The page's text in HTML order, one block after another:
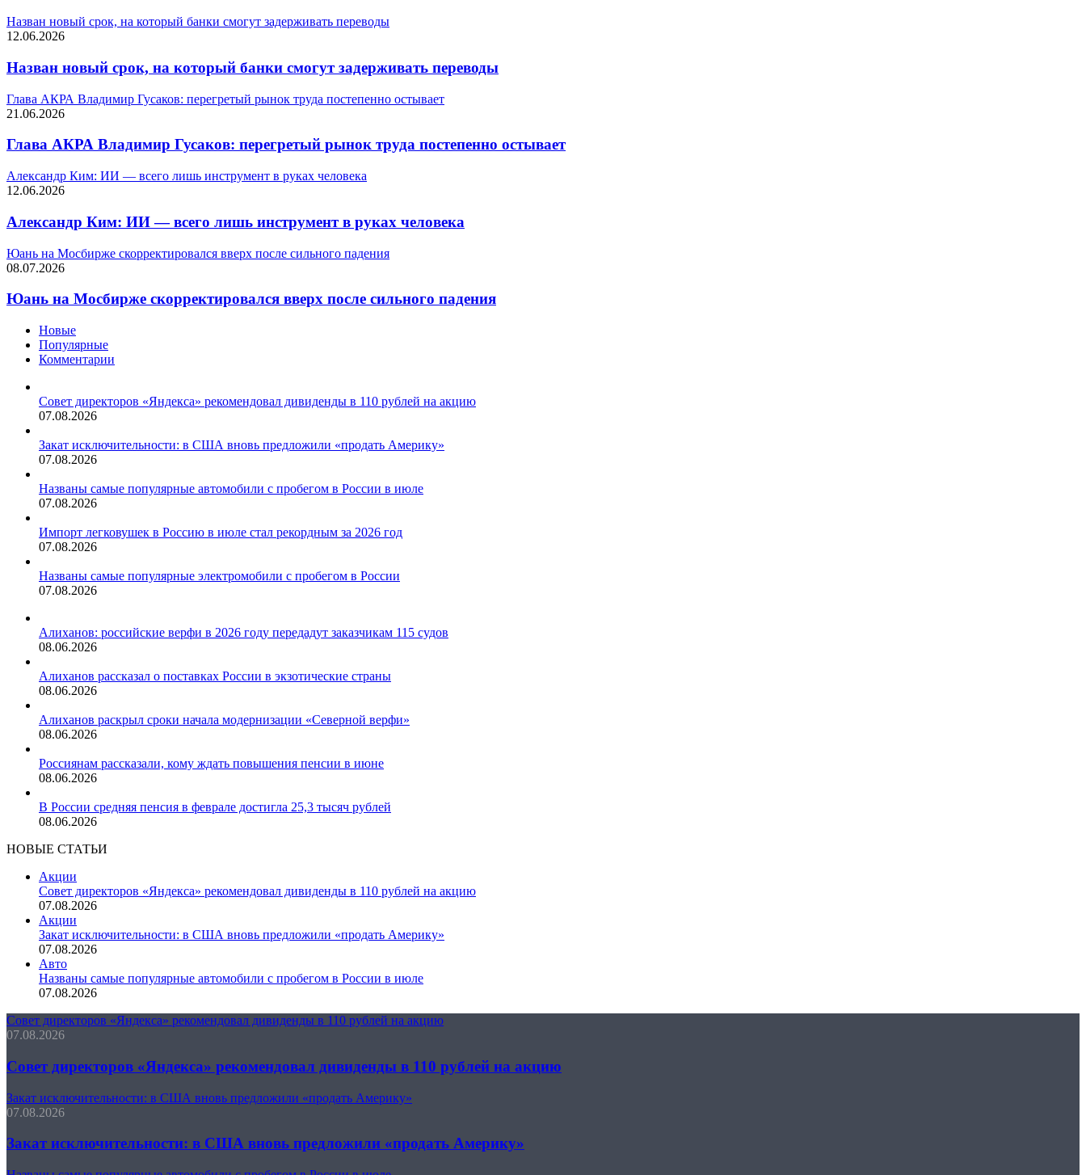
Назван новый срок, на который банки смогут задерживать переводы
12.06.2026
Назван новый срок, на который банки смогут задерживать переводы
Глава АКРА Владимир Гусаков: перегретый рынок труда постепенно остывает
21.06.2026
Глава АКРА Владимир Гусаков: перегретый рынок труда постепенно остывает
Александр Ким: ИИ — всего лишь инструмент в руках человека
12.06.2026
Александр Ким: ИИ — всего лишь инструмент в руках человека
Юань на Мосбирже скорректировался вверх после сильного падения
08.07.2026
Юань на Мосбирже скорректировался вверх после сильного падения
Новые
Популярные
Комментарии
Совет директоров «Яндекса» рекомендовал дивиденды в 110 рублей на акцию
07.08.2026
Закат исключительности: в США вновь предложили «продать Америку»
07.08.2026
Названы самые популярные автомобили с пробегом в России в июле
07.08.2026
Импорт легковушек в Россию в июле стал рекордным за 2026 год
07.08.2026
Названы самые популярные электромобили с пробегом в России
07.08.2026
Алиханов: российские верфи в 2026 году передадут заказчикам 115 судов
08.06.2026
Алиханов рассказал о поставках России в экзотические страны
08.06.2026
Алиханов раскрыл сроки начала модернизации «Северной верфи»
08.06.2026
Россиянам рассказали, кому ждать повышения пенсии в июне
08.06.2026
В России средняя пенсия в феврале достигла 25,3 тысяч рублей
08.06.2026
НОВЫЕ СТАТЬИ
Акции
Совет директоров «Яндекса» рекомендовал дивиденды в 110 рублей на акцию
07.08.2026
Акции
Закат исключительности: в США вновь предложили «продать Америку»
07.08.2026
Авто
Названы самые популярные автомобили с пробегом в России в июле
07.08.2026
Совет директоров «Яндекса» рекомендовал дивиденды в 110 рублей на акцию
07.08.2026
Совет директоров «Яндекса» рекомендовал дивиденды в 110 рублей на акцию
Закат исключительности: в США вновь предложили «продать Америку»
07.08.2026
Закат исключительности: в США вновь предложили «продать Америку»